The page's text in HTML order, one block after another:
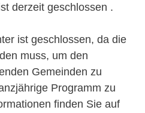
derzeit geschlossen .
ist geschlossen, da die
muss, um den
Gemeinden zu
Programm zu
finden Sie auf